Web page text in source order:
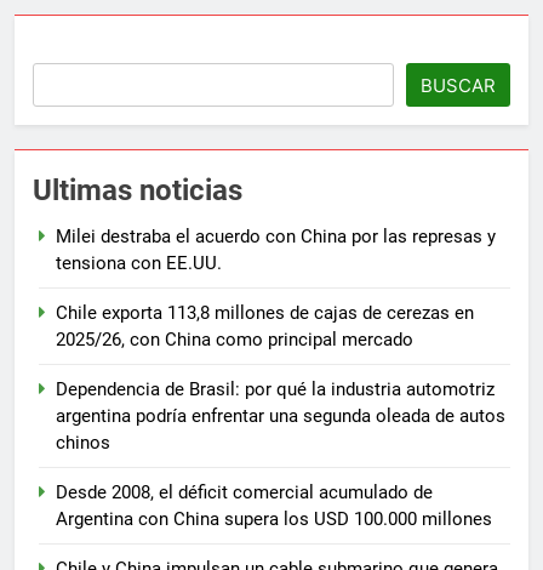
BUSCAR
Ultimas noticias
Milei destraba el acuerdo con China por las represas y
tensiona con EE.UU.
Chile exporta 113,8 millones de cajas de cerezas en
2025/26, con China como principal mercado
Dependencia de Brasil: por qué la industria automotriz
argentina podría enfrentar una segunda oleada de autos
chinos
Desde 2008, el déficit comercial acumulado de
Argentina con China supera los USD 100.000 millones